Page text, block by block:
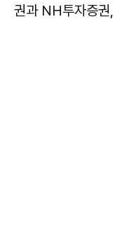
권과 NH투자증권